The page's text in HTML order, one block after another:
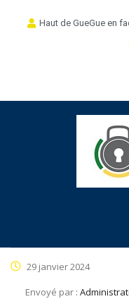
Haut de GueGue en
29 janvier 2024
Envoyé par :